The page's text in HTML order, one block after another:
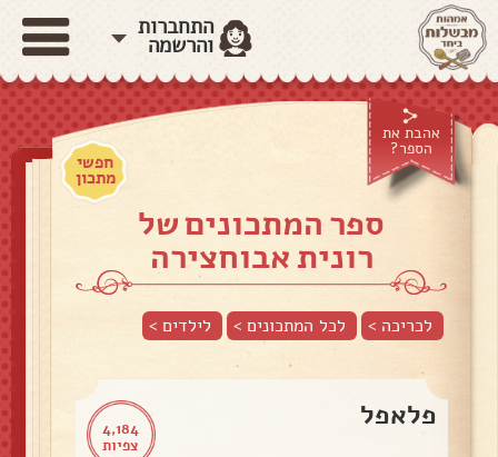
התחברות
והרשמה
אהבת את
הספר?
חפשי
מתכון
ספר המתכונים של
רונית אבוחצירה
לכריכה > לכל המתכונים > לילדים>
4,184
צפיות
פלאפל